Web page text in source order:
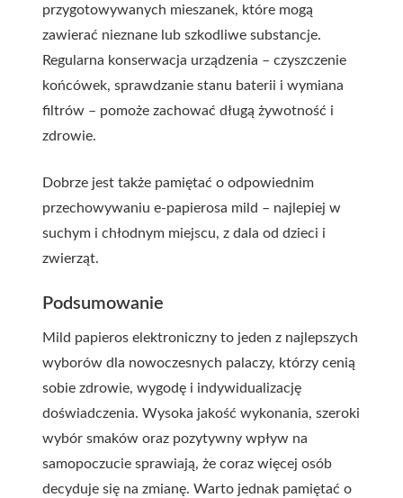
przygotowywanych mieszanek, które mogą
zawierać nieznane lub szkodliwe substancje.
Regularna konserwacja urządzenia – czyszczenie
końcówek, sprawdzanie stanu baterii i wymiana
filtrów – pomoże zachować długą żywotność i
zdrowie.
Dobrze jest także pamiętać o odpowiednim
przechowywaniu e-papierosa mild – najlepiej w
suchym i chłodnym miejscu, z dala od dzieci i
zwierząt.
Podsumowanie
Mild papieros elektroniczny to jeden z najlepszych
wyborów dla nowoczesnych palaczy, którzy cenią
sobie zdrowie, wygodę i indywidualizację
doświadczenia. Wysoka jakość wykonania, szeroki
wybór smaków oraz pozytywny wpływ na
samopoczucie sprawiają, że coraz więcej osób
decyduje się na zmianę. Warto jednak pamiętać o